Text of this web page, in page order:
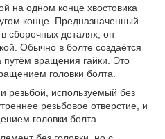
на одном конце хвостовика
конце. Предназначенный
в сборочных деталях, он
Обычно в болте создаётся
путём вращения гайки. Это
головки болта.
резьбой, используемый без
резьбовое отверстие, и
головки болта.